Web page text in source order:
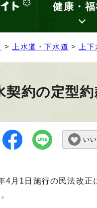
健康・福
> 上水道・下水道 > 上
契約の定型約
い
4月1日施行の民法改正